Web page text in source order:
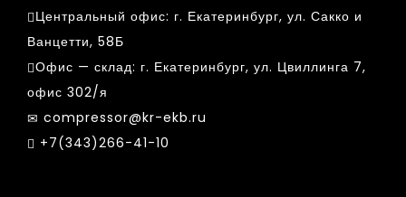
Центральный офис: г. Екатеринбург, ул. Сакко и
Ванцетти, 58Б
Офис — склад: г. Екатеринбург, ул. Цвиллинга 7,
офис 302/я
compressor@kr-ekb.ru
+7(343)266-41-10